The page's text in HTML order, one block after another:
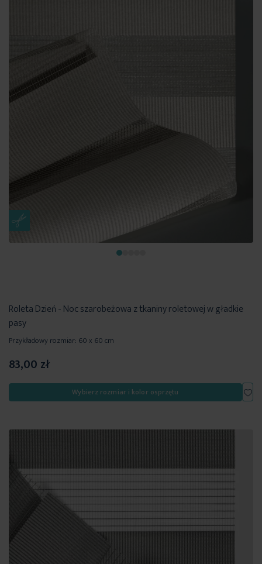
Roleta Dzień - Noc szarobeżowa z tkaniny roletowej w gładkie
pasy
Przykładowy rozmiar: 60 x 60 cm
83,00 zł
Wybierz rozmiar i kolor osprzętu